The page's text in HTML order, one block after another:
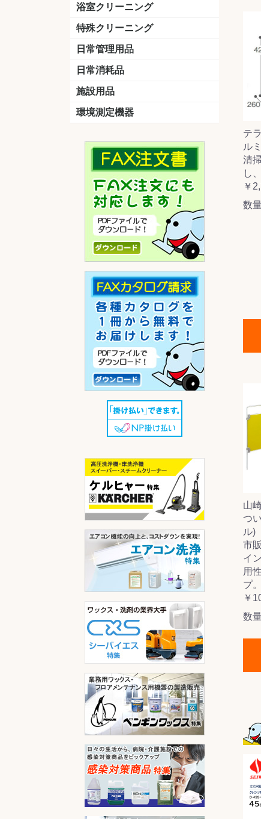
洗剤
尿石除去剤
水アカ除去剤
排水管つまり除去剤
消臭・防臭剤
道具
浴室クリーニング
洗剤
道具
特殊クリーニング
石材
エアコン
リンス&中和
外壁
その他
日常管理用品
クリーナー
洗濯用洗剤
油汚れ落とし
サビ取り剤
タバコ専用消臭
日常消耗品
トイレットペーパー
ペーパータオル
便座除菌クリーナー
ポリ袋
施設用品
マット・他
ベンチ
灰皿
傘立
くず入れ
環境測定機器
テ
ル
清
し
￥
数
山
つ
ル)
市
イ
用
プ。
￥
数